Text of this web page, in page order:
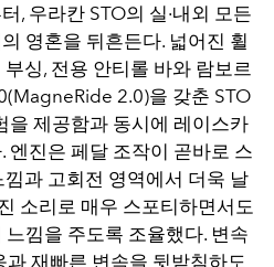
, 우라칸 STO의 실·내외 모든
영혼을 뒤흔든다. 넓어진 휠
싱, 전용 안티롤 바와 람보르
2.0)을 갖춘 STO
을 제공함과 동시에 레이스카
엔진은 페달 조작이 곧바로 스
과 고회전 영역에서 더욱 날
소리로 매우 스포티하면서도
낌을 주도록 조율했다. 변속
재빠른 변속을 뒷받침하도